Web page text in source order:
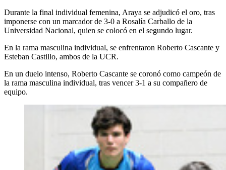
Durante la final individual femenina, Araya se adjudicó el oro, tras
imponerse con un marcador de 3-0 a Rosalía Carballo de la
Universidad Nacional, quien se colocó en el segundo lugar.
En la rama masculina individual, se enfrentaron Roberto Cascante y
Esteban Castillo, ambos de la UCR.
En un duelo intenso, Roberto Cascante se coronó como campeón de
la rama masculina individual, tras vencer 3-1 a su compañero de
equipo.